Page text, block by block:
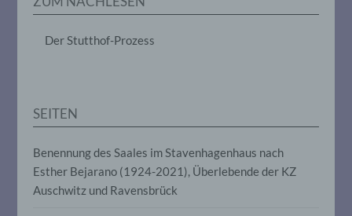
Der Stutthof-Prozess
SEITEN
Benennung des Saales im Stavenhagenhaus nach
Esther Bejarano (1924-2021), Überlebende der KZ
Auschwitz und Ravensbrück
das Ordnen, die Speicherung, die
Auslesen, das Abfragen, die Verwendung,
d) Einschränkung der Verarbeitung
Einschränkung der Verarbeitung ist die